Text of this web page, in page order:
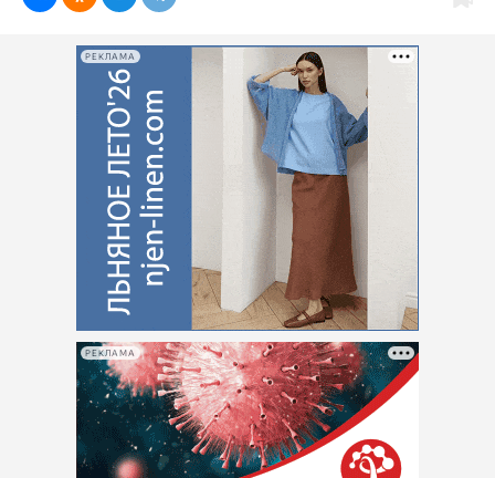
РЕКЛАМА
РЕКЛАМА